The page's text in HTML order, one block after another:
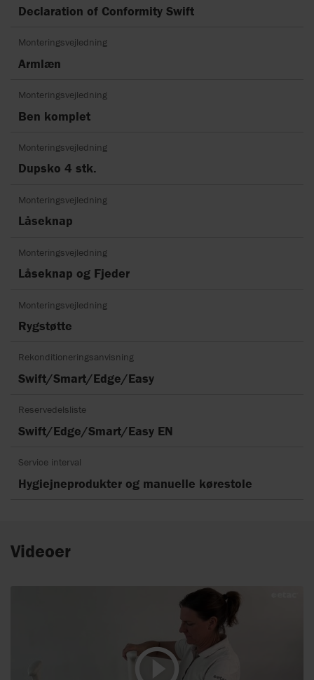
Declaration of Conformity Swift
Monteringsvejledning
Armlæn
Monteringsvejledning
Ben komplet
Monteringsvejledning
Dupsko 4 stk.
Monteringsvejledning
Låseknap
Monteringsvejledning
Låseknap og Fjeder
Monteringsvejledning
Rygstøtte
Rekonditioneringsanvisning
Swift/Smart/Edge/Easy
Reservedelsliste
Swift/Edge/Smart/Easy EN
Service interval
Hygiejneprodukter og manuelle kørestole
Videoer